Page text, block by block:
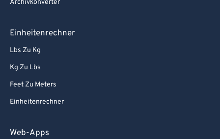
Archivkonverter
Einheitenrechner
Lbs Zu Kg
Kg Zu Lbs
Feet Zu Meters
Einheitenrechner
Web-Apps